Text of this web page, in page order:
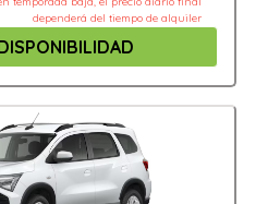
dependerá del tiempo de alquiler